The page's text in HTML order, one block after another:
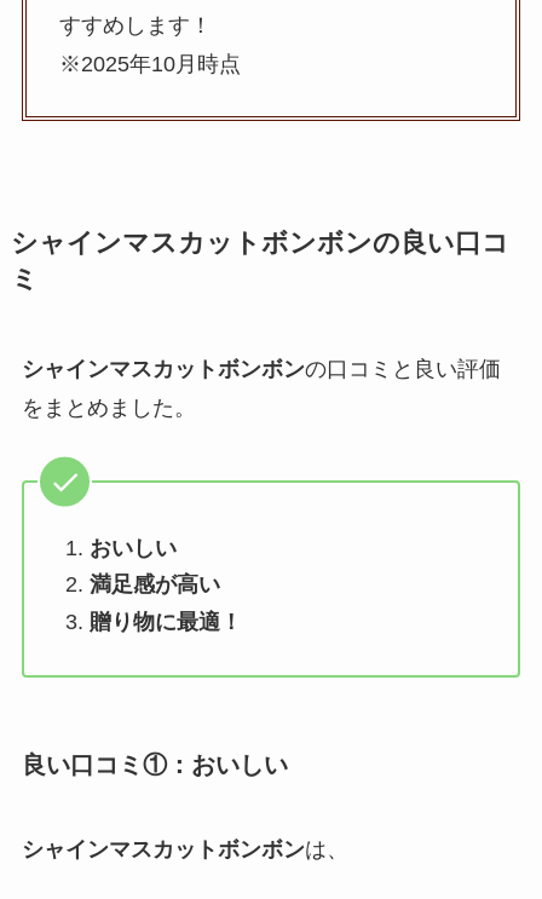
すすめします！
※2025年10月時点
シャインマスカットボンボンの良い口コ
ミ
シャインマスカットボンボンの口コミと良い評価
をまとめました。
おいしい
満足感が高い
贈り物に最適！
良い口コミ①：おいしい
シャインマスカットボンボンは、